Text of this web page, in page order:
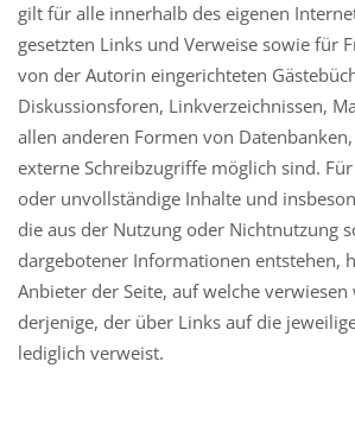
gilt für alle innerhalb des eigenen
gesetzten Links und Verweise sowie für
von der Autorin eingerichteten
Diskussionsforen, Linkverzeichnissen,
allen anderen Formen von
externe Schreibzugriffe möglich sind.
oder unvollständige Inhalte und
die aus der Nutzung oder Nichtnutzung
dargebotener Informationen entstehen,
Anbieter der Seite, auf welche
derjenige, der über Links auf die
lediglich verweist.